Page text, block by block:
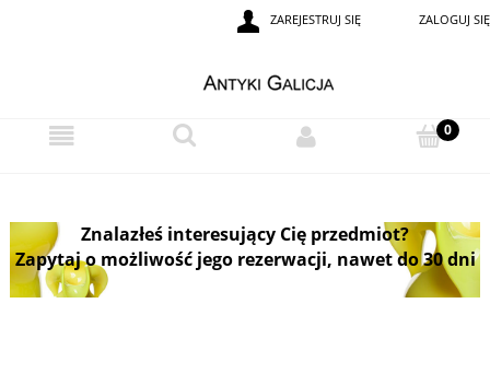
ZAREJESTRUJ SIĘ ZALOGUJ SIĘ
Znalazłeś interesujący Cię przedmiot?
Zapytaj o możliwość jego rezerwacji, nawet do 30 dni